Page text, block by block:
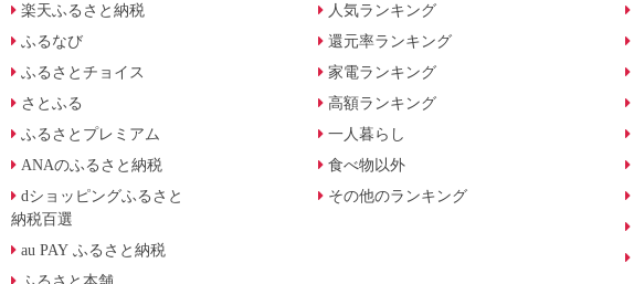
楽天ふるさと納税
ふるなび
ふるさとチョイス
さとふる
ふるさとプレミアム
ANAのふるさと納税
dショッピングふるさと
納税百選
au PAY ふるさと納税
ふるさと本舗
人気ランキング
還元率ランキング
家電ランキング
高額ランキング
一人暮らし
食べ物以外
その他のランキング